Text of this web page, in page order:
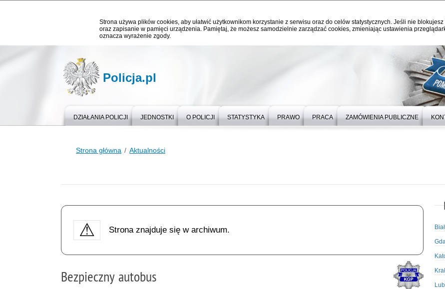
Strona używa plików cookies, aby ułatwić użytkownikom korzystanie z serwisu oraz do celów statystycznych. Jeśli nie
oraz zapisanie w pamięci urządzenia. Pamiętaj, że możesz samodzielnie zarządzać cookies, zmieniając ustawienia
oznacza wyrażenie zgody.
Policja.pl
DZIAŁANIA POLICJI JEDNOSTKI O POLICJI STATYSTYKA PRAWO PRACA ZAMÓWIENIA PUBLICZNE
Strona główna Aktualności
Strona znajduje się w archiwum.
Bezpieczny autobus